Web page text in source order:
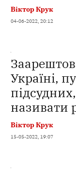
Віктор Крук
04-06-2022, 20:12
Україні,
називати
Віктор Крук
15-05-2022, 19:07